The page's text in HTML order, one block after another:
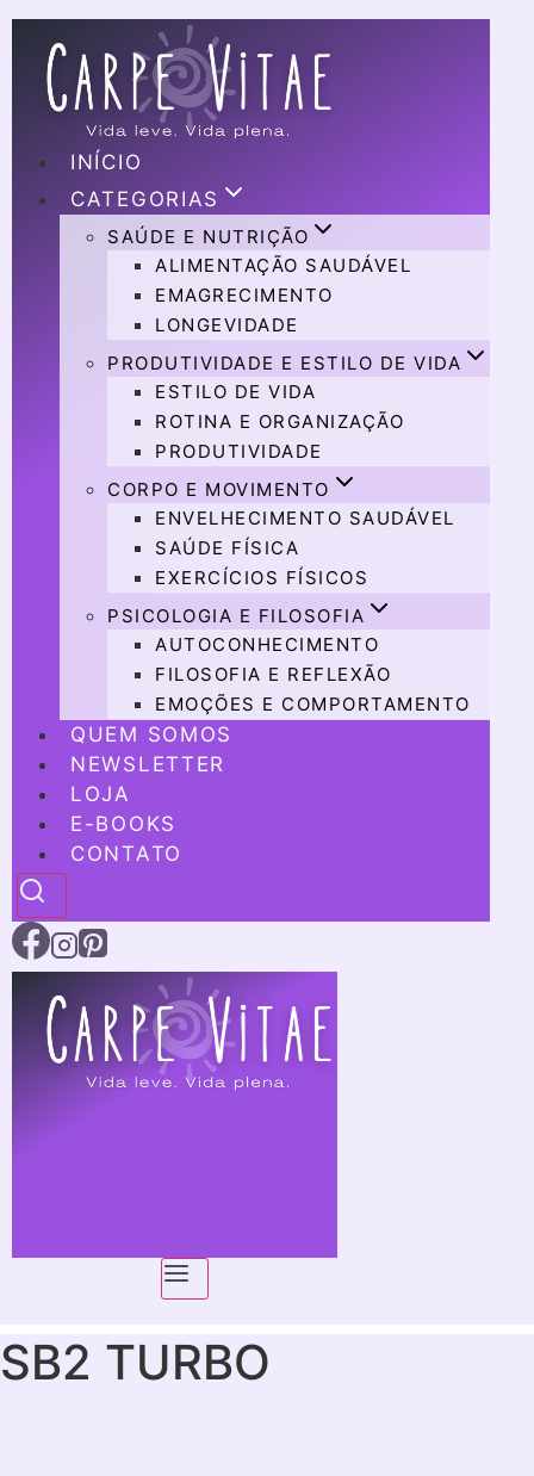
INÍCIO
CATEGORIAS
SAÚDE E NUTRIÇÃO
ALIMENTAÇÃO SAUDÁVEL
EMAGRECIMENTO
LONGEVIDADE
PRODUTIVIDADE E ESTILO DE VIDA
ESTILO DE VIDA
ROTINA E ORGANIZAÇÃO
PRODUTIVIDADE
CORPO E MOVIMENTO
ENVELHECIMENTO SAUDÁVEL
SAÚDE FÍSICA
EXERCÍCIOS FÍSICOS
PSICOLOGIA E FILOSOFIA
AUTOCONHECIMENTO
FILOSOFIA E REFLEXÃO
EMOÇÕES E COMPORTAMENTO
QUEM SOMOS
NEWSLETTER
LOJA
E-BOOKS
CONTATO
SB2 TURBO